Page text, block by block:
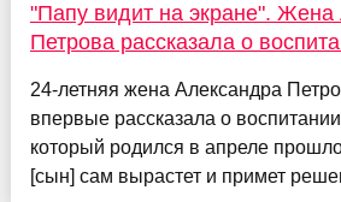
"Папу видит на экране". Жена
Петрова рассказала о
24-летняя жена Александра
впервые рассказала о
который родился в апреле
[сын] сам вырастет и примет